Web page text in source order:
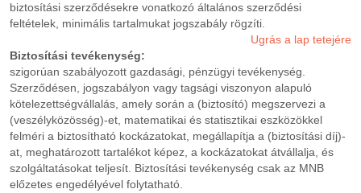
biztosítási szerződésekre vonatkozó általános szerződési
feltételek, minimális tartalmukat jogszabály rögzíti.
Ugrás a lap tetejére
Biztosítási tevékenység:
szigorúan szabályozott gazdasági, pénzügyi tevékenység.
Szerződésen, jogszabályon vagy tagsági viszonyon alapuló
kötelezettségvállalás, amely során a (biztosító) megszervezi a
(veszélyközösség)-et, matematikai és statisztikai eszközökkel
felméri a biztosítható kockázatokat, megállapítja a (biztosítási díj)-
at, meghatározott tartalékot képez, a kockázatokat átvállalja, és
szolgáltatásokat teljesít. Biztosítási tevékenység csak az MNB
előzetes engedélyével folytatható.